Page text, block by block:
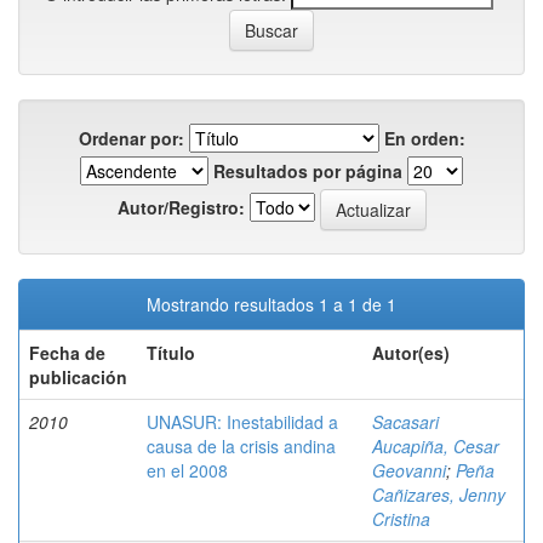
Ordenar por:
En orden:
Resultados por página
Autor/Registro:
Mostrando resultados 1 a 1 de 1
Fecha de
publicación
Título Autor(es)
2010
UNASUR: Inestabilidad a
causa de la crisis andina
en el 2008
Sacasari
Aucapiña, Cesar
Geovanni; Peña
Cañizares, Jenny
Cristina